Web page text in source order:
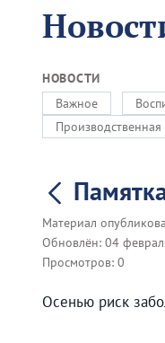
НОВОСТИ
Важное
Производственная
Материал
Обновлён: 04
Просмотров: 0
Осенью риск